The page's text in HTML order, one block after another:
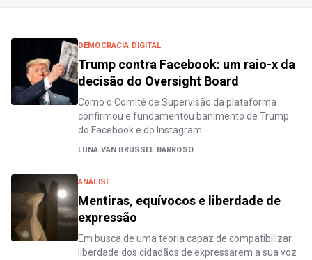
DEMOCRACIA DIGITAL
Trump contra Facebook: um raio-x da
decisão do Oversight Board
Como o Comitê de Supervisão da plataforma
confirmou e fundamentou banimento de Trump
do Facebook e do Instagram
LUNA VAN BRUSSEL BARROSO
ANÁLISE
Mentiras, equívocos e liberdade de
expressão
Em busca de uma teoria capaz de compatibilizar
liberdade dos cidadãos de expressarem a sua voz